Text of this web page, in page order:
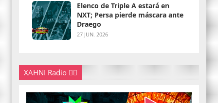
Elenco de Triple A estará en
NXT; Persa pierde máscara ante
Draego
27 JUN. 2026
XAHNI Radio 👇🏽